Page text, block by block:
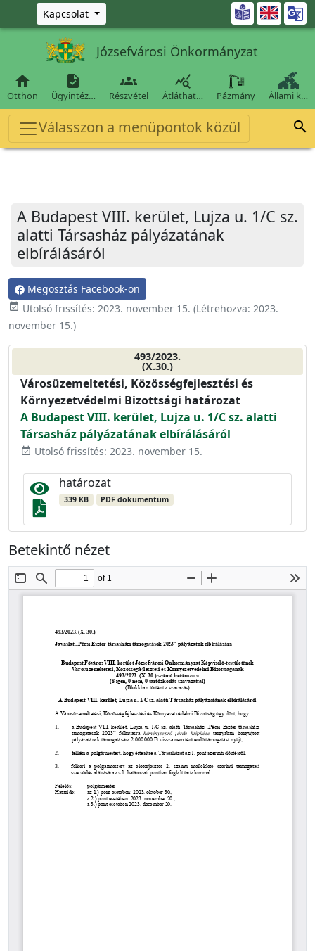
Ugrás a fő tartalomra
Kapcsolat 
Józsefvárosi Önkormányzat

Otthon

Ügyintéz…

Részvétel

Átláthat… Pázmány Állami k…
Válasszon a menüpontok közül 
A Budapest VIII. kerület, Lujza u. 1/C sz.
alatti Társasház pályázatának
elbírálásáról
Megosztás Facebook-on
event_available Utolsó frissítés: 2023. november 15. (Létrehozva: 2023.
november 15.)
493/2023.
(X.30.)
Városüzemeltetési, Közösségfejlesztési és
Környezetvédelmi Bizottsági határozat
A Budapest VIII. kerület, Lujza u. 1/C sz. alatti
Társasház pályázatának elbírálásáról
event_available Utolsó frissítés: 2023. november 15.
határozat
339 KB PDF dokumentum
Betekintő nézet